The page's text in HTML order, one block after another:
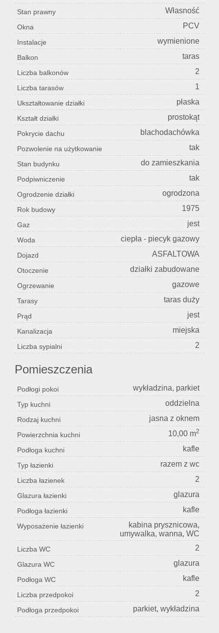
Stan prawny
Własność
Okna PCV
Instalacje wymienione
Balkon taras
Liczba balkonów 2
Liczba tarasów 1
Ukształtowanie działki płaska
Kształt działki prostokąt
Pokrycie dachu blachodachówka
Pozwolenie na użytkowanie tak
Stan budynku do zamieszkania
Podpiwniczenie tak
Ogrodzenie działki ogrodzona
Rok budowy 1975
Gaz jest
Woda ciepła - piecyk gazowy
Dojazd ASFALTOWA
Otoczenie działki zabudowane
Ogrzewanie gazowe
Tarasy taras duży
Prąd jest
Kanalizacja miejska
Liczba sypialni 2
Pomieszczenia
Podłogi pokoi wykładzina, parkiet
Typ kuchni oddzielna
Rodzaj kuchni jasna z oknem
Powierzchnia kuchni 10,00 m2
Podłoga kuchni kafle
Typ łazienki razem z wc
Liczba łazienek 2
Glazura łazienki glazura
Podłoga łazienki kafle
Wyposażenie łazienki
kabina prysznicowa,
umywalka, wanna, WC
Liczba WC 2
Glazura WC glazura
Podłoga WC kafle
Liczba przedpokoi 2
Podłoga przedpokoi parkiet, wykładzina